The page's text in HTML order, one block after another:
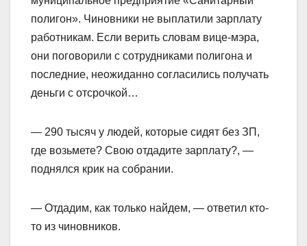
полигон». Чиновники не выплатили зарплату
работникам. Если верить словам вице-мэра,
они поговорили с сотрудниками полигона и
последние, неожиданно согласились получать
деньги с отсрочкой…
— 290 тысяч у людей, которые сидят без ЗП,
где возьмете? Свою отдадите зарплату?, —
поднялся крик на собрании.
— Отдадим, как только найдем, — ответил кто-
то из чиновников.